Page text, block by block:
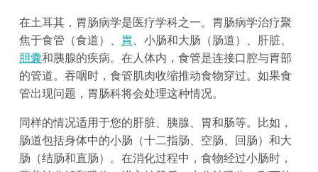
在土耳其，胃肠病学是医疗学科之一。胃肠病学治疗聚
焦于食管（食道）、
胃 、小肠和大肠（肠道）、肝脏、
胆囊和胰腺的疾病。在人体内，食管是连接口腔与胃部
的管道。吞咽时，食管肌肉收缩推动食物穿过。如果食
管出现问题，胃肠科将会处理这种情况。
同样的情况适用于您的肝脏、胰腺、胃和肠等。比如，
肠道包括身体中的小肠（十二指肠、空肠、回肠）和大
肠（结肠和直肠）。在消化过程中，食物经过小肠时，